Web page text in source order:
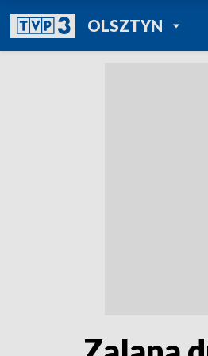
OLSZTYNPOWRÓT DO
TVP REGIONY